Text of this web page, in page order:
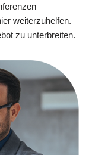
weiterzuhelfen.
zu unterbreiten.